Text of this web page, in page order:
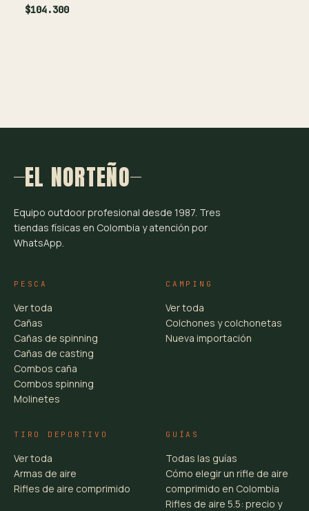
$104.300
EL NORTEÑO
Equipo outdoor profesional desde 1987. Tres
tiendas físicas en Colombia y atención por
WhatsApp.
PESCA
Ver toda
Cañas
Cañas de spinning
Cañas de casting
Combos caña
Combos spinning
Molinetes
CAMPING
Ver toda
Colchones y colchonetas
Nueva importación
TIRO DEPORTIVO
Ver toda
Armas de aire
Rifles de aire comprimido
GUÍAS
Todas las guías
Cómo elegir un rifle de aire
comprimido en Colombia
Rifles de aire 5.5: precio y